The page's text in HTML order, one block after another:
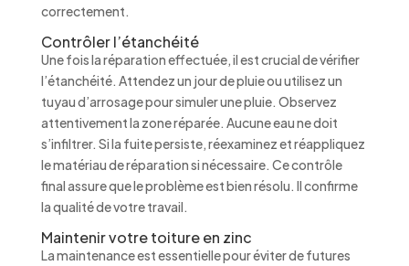
correctement.
Contrôler l’étanchéité
Une fois la réparation effectuée, il est crucial de vérifier
l’étanchéité. Attendez un jour de pluie ou utilisez un
tuyau d’arrosage pour simuler une pluie. Observez
attentivement la zone réparée. Aucune eau ne doit
s’infiltrer. Si la fuite persiste, réexaminez et réappliquez
le matériau de réparation si nécessaire. Ce contrôle
final assure que le problème est bien résolu. Il confirme
la qualité de votre travail.
Maintenir votre toiture en zinc
La maintenance est essentielle pour éviter de futures